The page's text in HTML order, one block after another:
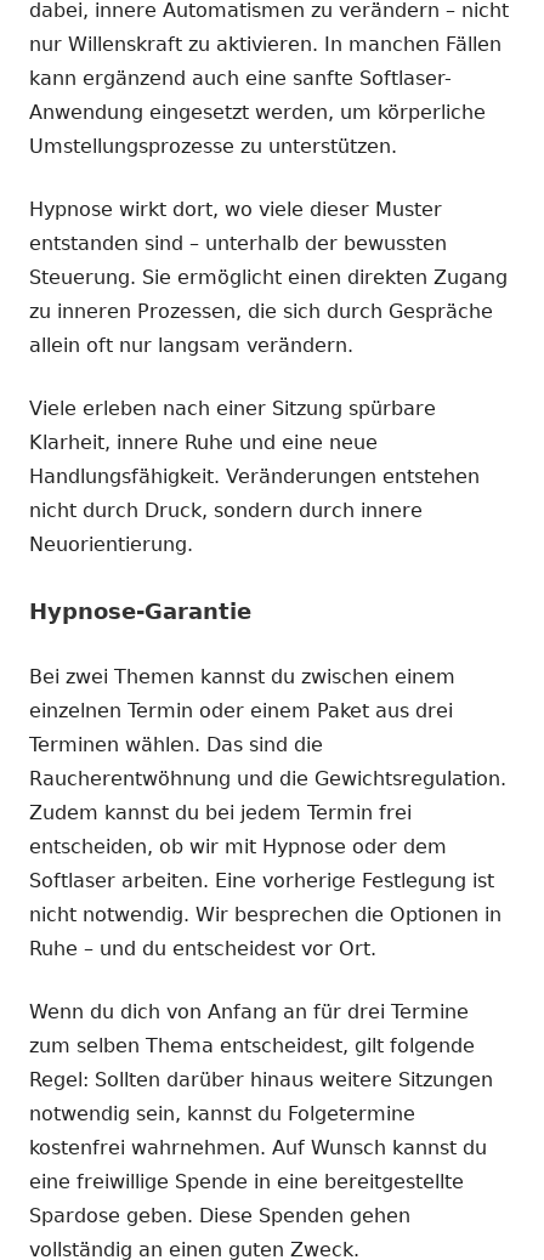
dabei, innere Automatismen zu verändern – nicht
nur Willenskraft zu aktivieren. In manchen Fällen
kann ergänzend auch eine sanfte Softlaser-
Anwendung eingesetzt werden, um körperliche
Umstellungsprozesse zu unterstützen.
Hypnose wirkt dort, wo viele dieser Muster
entstanden sind – unterhalb der bewussten
Steuerung. Sie ermöglicht einen direkten Zugang
zu inneren Prozessen, die sich durch Gespräche
allein oft nur langsam verändern.
Viele erleben nach einer Sitzung spürbare
Klarheit, innere Ruhe und eine neue
Handlungsfähigkeit. Veränderungen entstehen
nicht durch Druck, sondern durch innere
Neuorientierung.
Hypnose-Garantie
Bei zwei Themen kannst du zwischen einem
einzelnen Termin oder einem Paket aus drei
Terminen wählen. Das sind die
Raucherentwöhnung und die Gewichtsregulation.
Zudem kannst du bei jedem Termin frei
entscheiden, ob wir mit Hypnose oder dem
Softlaser arbeiten. Eine vorherige Festlegung ist
nicht notwendig. Wir besprechen die Optionen in
Ruhe – und du entscheidest vor Ort.
Wenn du dich von Anfang an für drei Termine
zum selben Thema entscheidest, gilt folgende
Regel: Sollten darüber hinaus weitere Sitzungen
notwendig sein, kannst du Folgetermine
kostenfrei wahrnehmen. Auf Wunsch kannst du
eine freiwillige Spende in eine bereitgestellte
Spardose geben. Diese Spenden gehen
vollständig an einen guten Zweck.